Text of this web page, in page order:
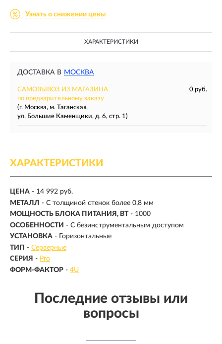
Узнать о снижении цены
ХАРАКТЕРИСТИКИ
ДОСТАВКА В МОСКВА
САМОВЫВОЗ ИЗ МАГАЗИНА
0 руб.
по предварительному заказу
(г. Москва, м. Таганская,
ул. Большие Каменщики, д. 6, стр. 1)
ХАРАКТЕРИСТИКИ
ЦЕНА - 14 992 руб.
МЕТАЛЛ - С толщиной стенок более 0,8 мм
МОЩНОСТЬ БЛОКА ПИТАНИЯ, ВТ - 1000
ОСОБЕННОСТИ - С безинструментальным доступом
УСТАНОВКА - Горизонтальные
ТИП - Серверные
СЕРИЯ - Pro
ФОРМ-ФАКТОР - 4U
Последние отзывы или
вопросы